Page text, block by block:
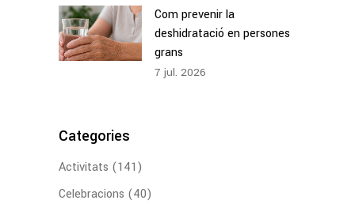
Com prevenir la
deshidratació en persones
grans
7 jul. 2026
Categories
Activitats (141)
Celebracions (40)